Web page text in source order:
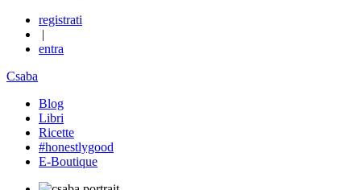
registrati
|
entra
Csaba
Blog
Libri
Ricette
#honestlygood
E-Boutique